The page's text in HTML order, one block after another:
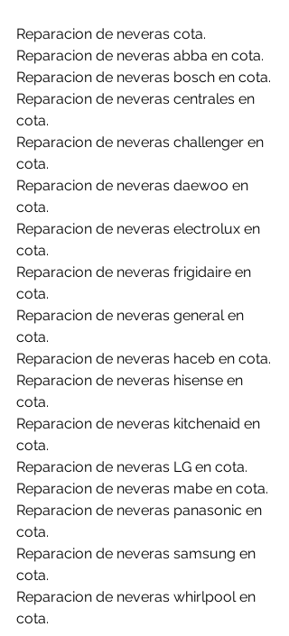
Reparacion de neveras cota.
Reparacion de neveras abba en cota.
Reparacion de neveras bosch en cota.
Reparacion de neveras centrales en
cota.
Reparacion de neveras challenger en
cota.
Reparacion de neveras daewoo en
cota.
Reparacion de neveras electrolux en
cota.
Reparacion de neveras frigidaire en
cota.
Reparacion de neveras general en
cota.
Reparacion de neveras haceb en cota.
Reparacion de neveras hisense en
cota.
Reparacion de neveras kitchenaid en
cota.
Reparacion de neveras LG en cota.
Reparacion de neveras mabe en cota.
Reparacion de neveras panasonic en
cota.
Reparacion de neveras samsung en
cota.
Reparacion de neveras whirlpool en
cota.